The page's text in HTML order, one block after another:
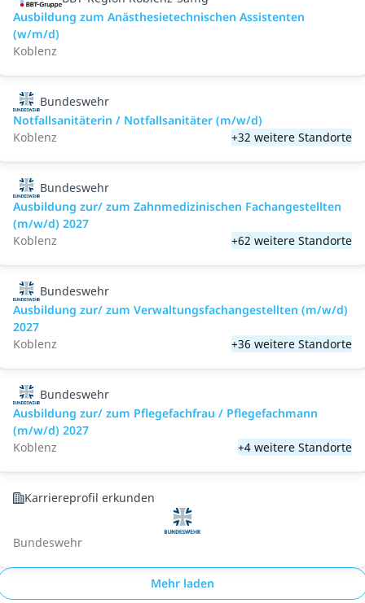
Ausbildung zum Anästhesietechnischen Assistenten
(w/m/d)
Koblenz
Bundeswehr
Notfallsanitäterin / Notfallsanitäter (m/w/d)
Koblenz
+32 weitere Standorte
Bundeswehr
Ausbildung zur/ zum Zahnmedizinischen Fachangestellten
(m/w/d) 2027
Koblenz
+62 weitere Standorte
Bundeswehr
Ausbildung zur/ zum Verwaltungsfachangestellten (m/w/d)
2027
Koblenz
+36 weitere Standorte
Bundeswehr
Ausbildung zur/ zum Pflegefachfrau / Pflegefachmann
(m/w/d) 2027
Koblenz
+4 weitere Standorte
Karriereprofil erkunden
Bundeswehr
Mehr laden